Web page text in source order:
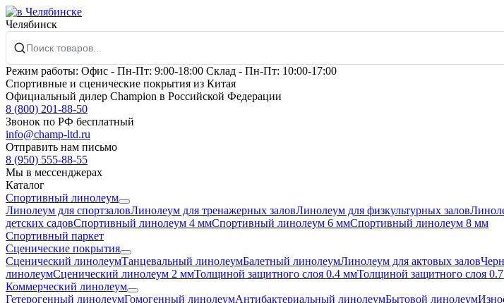
Челябинск
Режим работы: Офис - Пн-Пт: 9:00-18:00 Склад - Пн-Пт: 10:00-17:00
Спортивные и сценические покрытия из Китая
Официальный дилер Champion в Российской Федерации
8 (800) 201-88-50
Звонок по РФ бесплатный
info@champ-ltd.ru
Отправить нам письмо
8 (950) 555-88-55
Мы в мессенджерах
Каталог
Спортивный линолеум
Линолеум для спортзаловЛинолеум для тренажерных заловЛинолеум для физкультурных залов
детских садовСпортивный линолеум 4 ммСпортивный линолеум 6 ммСпортивный линолеум 8 мм
Спортивный паркет
Сценические покрытия
Сценический линолеумТанцевальный линолеумБалетный линолеумЛинолеум для актовых залов
линолеумСценический линолеум 2 ммТолщиной защитного слоя 0.4 ммТолщиной защитного слоя
Коммерческий линолеум
Гетерогенный линолеумГомогенный линолеумАнтибактериальный линолеумБытовой линолеум